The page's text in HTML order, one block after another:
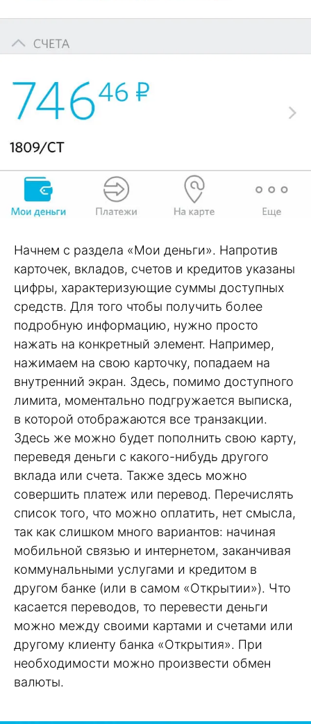
Начнем с раздела «Мои деньги». Напротив
карточек, вкладов, счетов и кредитов указаны
цифры, характеризующие суммы доступных
средств. Для того чтобы получить более
подробную информацию, нужно просто
нажать на конкретный элемент. Например,
нажимаем на свою карточку, попадаем на
внутренний экран. Здесь, помимо доступного
лимита, моментально подгружается выписка,
в которой отображаются все транзакции.
Здесь же можно будет пополнить свою карту,
переведя деньги с какого-нибудь другого
вклада или счета. Также здесь можно
совершить платеж или перевод. Перечислять
список того, что можно оплатить, нет смысла,
так как слишком много вариантов: начиная
мобильной связью и интернетом, заканчивая
коммунальными услугами и кредитом в
другом банке (или в самом «Открытии»). Что
касается переводов, то перевести деньги
можно между своими картами и счетами или
другому клиенту банка «Открытия». При
необходимости можно произвести обмен
валюты.